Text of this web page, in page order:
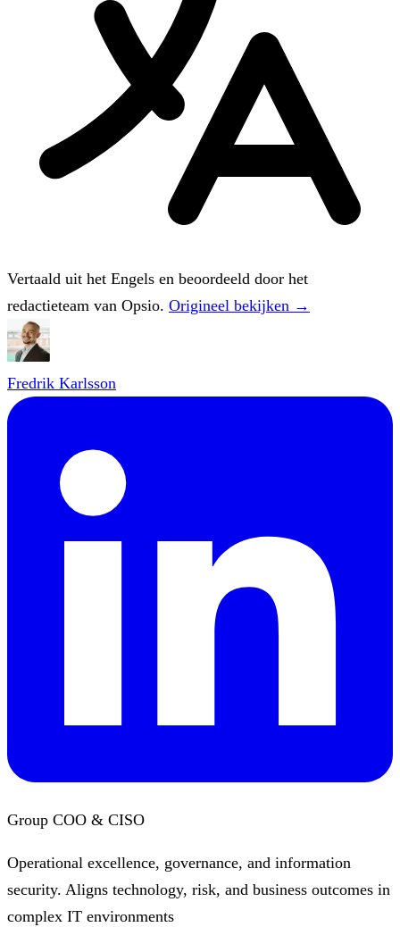
Vertaald uit het Engels en beoordeeld door het
redactieteam van Opsio. Origineel bekijken →
Fredrik Karlsson
Group COO & CISO
Operational excellence, governance, and information
security. Aligns technology, risk, and business outcomes in
complex IT environments